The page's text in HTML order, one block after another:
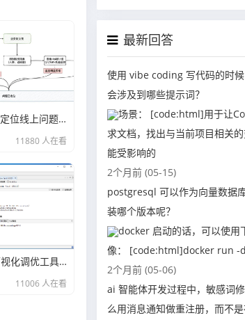
IT系统如何定位线上问题？
11880 人在看
java性能可视化调优工具VisualVM
11006 人在看
最新回答
使用 vibe coding 写代码的时
会涉及到哪些提示词？
场景： [code:html]用于让
求文档，找出与当前项目相关
能受影响的
2个月前 (05-15)
postgresql 可以作为向量数据
装哪个版本呢？
docker 启动的话，可以使用
像： [code:html]docker run -
2个月前 (05-06)
ai 智能体开发过程中，敏感词
么用消息通知做重注册，而不